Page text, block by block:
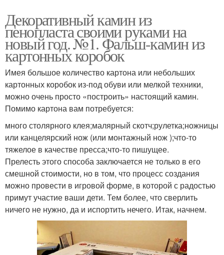
Декоративный камин из
пенопласта своими руками на
новый год. №1. Фальш-камин из
картонных коробок
Имея большое количество картона или небольших
картонных коробок из-под обуви или мелкой техники,
можно очень просто «построить» настоящий камин.
Помимо картона вам потребуется:
много столярного клея;малярный скотч;рулетка;ножницы
или канцелярский нож (или монтажный нож );что-то
тяжелое в качестве пресса;что-то пишущее.
Прелесть этого способа заключается не только в его
смешной стоимости, но в том, что процесс создания
можно провести в игровой форме, в которой с радостью
примут участие ваши дети. Тем более, что сверлить
ничего не нужно, да и испортить нечего. Итак, начнем.